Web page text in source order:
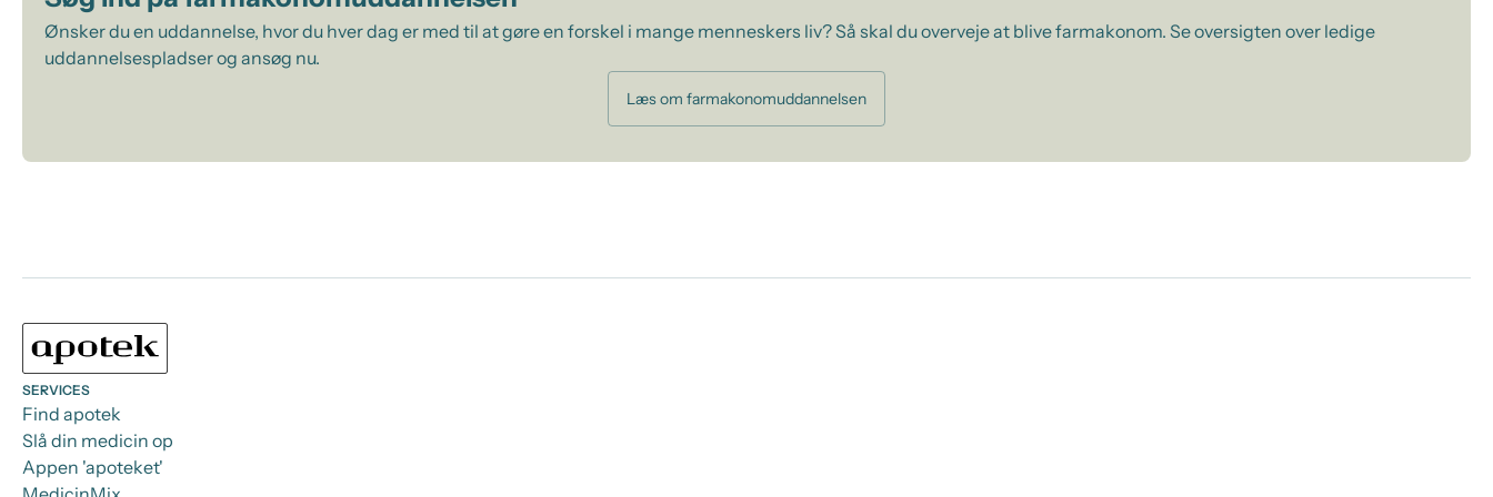
Ønsker du en uddannelse, hvor du hver dag er med til at gøre en forskel i mange menneskers liv? Så skal du overveje at blive farmakonom. Se oversigten over ledige
uddannelsespladser og ansøg nu.
Læs om farmakonomuddannelsen
SERVICES
Find apotek
Slå din medicin op
Appen 'apoteket'